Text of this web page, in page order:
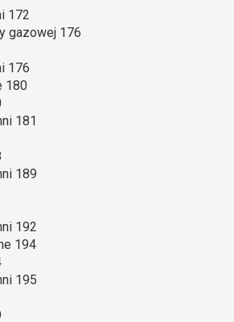
172
gazowej 176
176
180
181
189
192
194
195